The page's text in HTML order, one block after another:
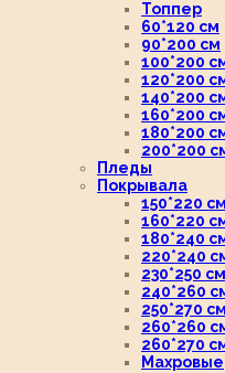
Топпер
60*120 см
90*200 см
100*200
120*200
140*200
160*200
180*200
200*200
Пледы
Покрывала
150*220 см
160*220
180*240
220*240
230*250 см
240*260
250*270 см
260*260
260*270
Махровые